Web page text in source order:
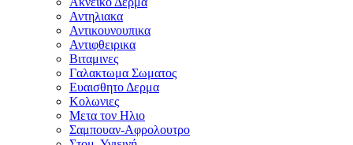
Αντηλιακα
Αντικουνουπικα
Αντιφθειρικα
Βιταμινες
Γαλακτωμα Σωματος
Ευαισθητο Δερμα
Κολωνιες
Μετα τον Ηλιο
Σαμπουαν-Αφρολουτρο